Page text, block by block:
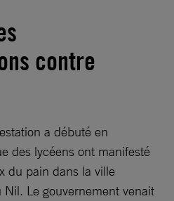
contre
a débuté en
des lycéens ont manifesté
du pain dans la ville
Nil. Le gouvernement venait